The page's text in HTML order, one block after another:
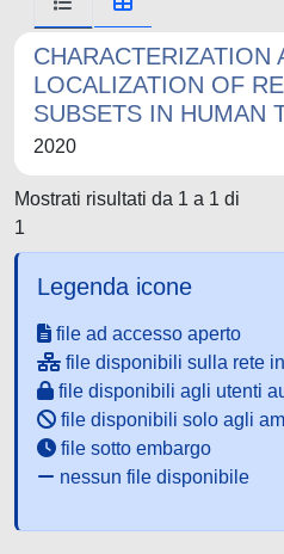
CHARACTERIZATION
LOCALIZATION OF
SUBSETS IN HUMAN
2020
Mostrati risultati da 1 a 1 di
1
Legenda icone
file ad accesso aperto
file disponibili sulla rete
file disponibili agli utenti
file disponibili solo agli
file sotto embargo
nessun file disponibile